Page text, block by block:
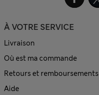
À VOTRE SERVICE
Livraison
Où est ma commande
Retours et remboursements
Aide